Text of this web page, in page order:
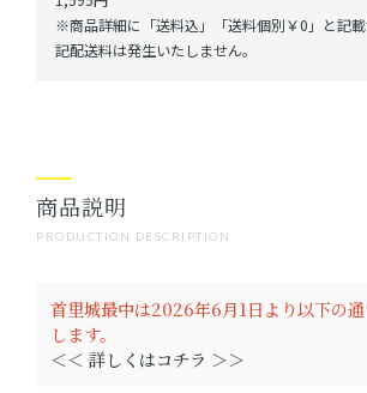
※商品詳細に「送料込」「送料個別￥0」と記
記配送料は発生いたしません。
PRODUCTION DESCRIPTION
商品説明
首里城最中は2026年6月1日より以下の
します。
＜＜ 詳しくはコチラ ＞＞